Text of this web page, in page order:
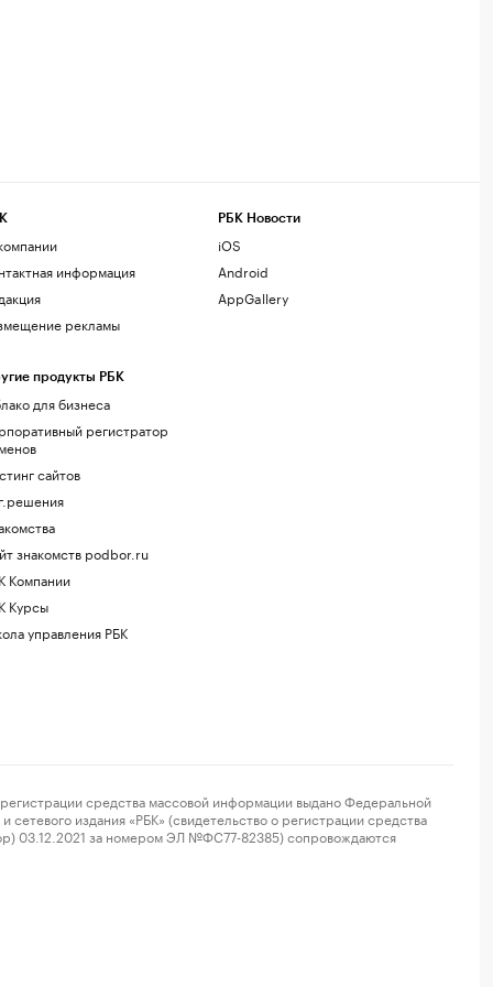
информация
рекламы
продукты РБК
для бизнеса
регистратор
сайтов
знакомств podbor.ru
Компании
Курсы
управления РБК
РБК Новости
iOS
Android
AppGallery
средства массовой информации выдано Федеральной
издания «РБК» (свидетельство о регистрации средства
03.12.2021 за номером ЭЛ №ФС77-82385) сопровождаются